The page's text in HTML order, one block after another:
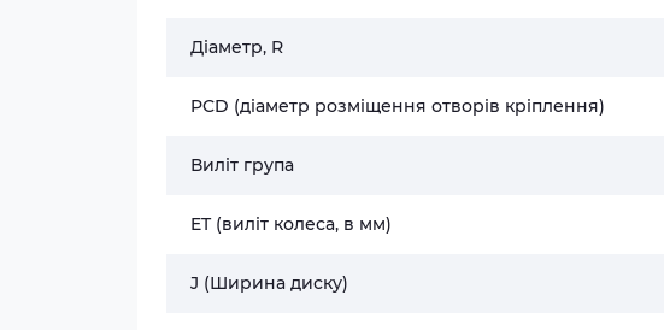
Діаметр, R
PCD (діаметр розміщення отворів кріплення)
Виліт група
ET (виліт колеса, в мм)
J (Ширина диску)